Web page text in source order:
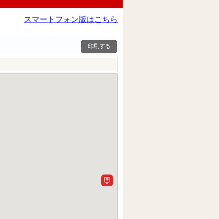
スマートフォン版はこちら